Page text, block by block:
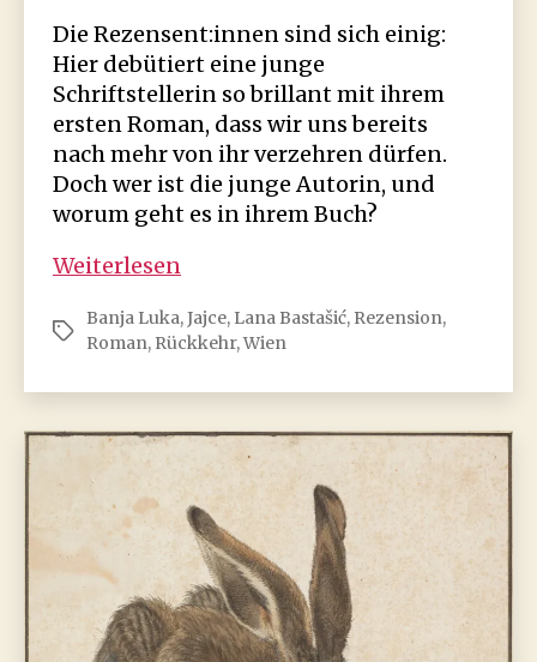
Die Rezensent:innen sind sich einig:
Hier debütiert eine junge
Schriftstellerin so brillant mit ihrem
ersten Roman, dass wir uns bereits
nach mehr von ihr verzehren dürfen.
Doch wer ist die junge Autorin, und
worum geht es in ihrem Buch?
Weiterlesen
Fang
den
Schlagwörter
Banja Luka,Jajce, Lana Bastašić, Rezension,
Roman, Rückkehr,Wien